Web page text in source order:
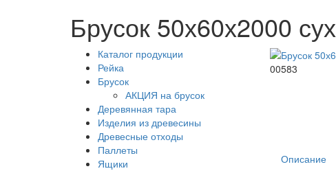
Брусок 50х60х2000 сух
00583
Описание
Каталог продукции
Рейка
Брусок
АКЦИЯ на брусок
Деревянная тара
Изделия из древесины
Древесные отходы
Паллеты
Ящики